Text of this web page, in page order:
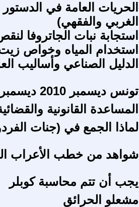
الغربي والفقهي)
استجابة نبات الجاتروفا
استخدام المياه وخواص زيت
الدليل الصناعي وأساليب
تونس ديسمبر 2010 ديسمبر 2012 -هنا الوردة، فلترقص هنا! -
المساعدة القانونية
لماذا الجمع في (جنات
شواهد من خطب الأعراب
يجب أن تتم محاسبة کوبلر
مشعلو الحرائق